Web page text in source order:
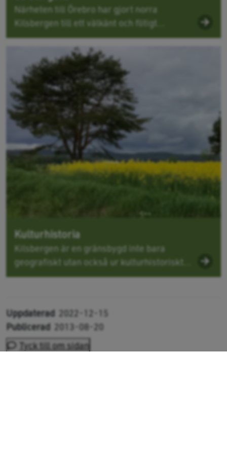
Närheten till Örebro har gjort norra
Kilsbergen till ett välkänt och flitigt...
Kulturhistoria
Kilsbergen är en gränsbygd inte bara
geografiskt utan också ur kulturhistoriskt...
Uppdaterad 2022-12-15
Publicerad 2013-08-20
Tyck till om sidan